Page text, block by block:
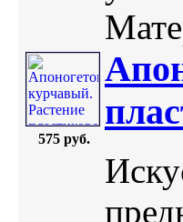
575 руб.